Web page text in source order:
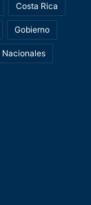
Costa Rica
Gobierno
Nacionales